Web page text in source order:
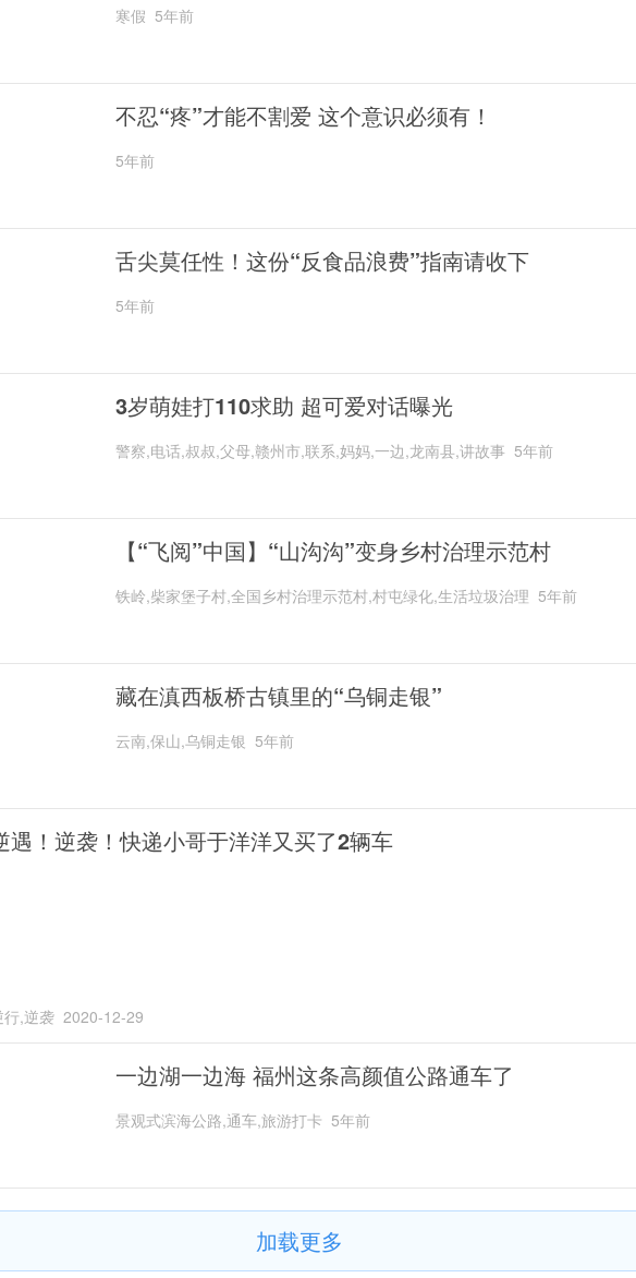
寒假 5年前
不忍“疼”才能不割爱 这个意识必须有！
5年前
舌尖莫任性！这份“反食品浪费”指南请收下
5年前
3岁萌娃打110求助 超可爱对话曝光
警察,电话,叔叔,父母,赣州市,联系,妈妈,一边,龙南县,讲故事 5年前
【“飞阅”中国】“山沟沟”变身乡村治理示范村
铁岭,柴家堡子村,全国乡村治理示范村,村屯绿化,生活垃圾治理 5年前
藏在滇西板桥古镇里的“乌铜走银”
云南,保山,乌铜走银 5年前
遇！逆袭！快递小哥于洋洋又买了2辆车
,逆袭 2020-12-29
一边湖一边海 福州这条高颜值公路通车了
景观式滨海公路,通车,旅游打卡 5年前
加载更多